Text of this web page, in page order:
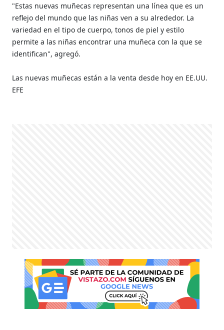
"Estas nuevas muñecas representan una línea que es un
reflejo del mundo que las niñas ven a su alrededor. La
variedad en el tipo de cuerpo, tonos de piel y estilo
permite a las niñas encontrar una muñeca con la que se
identifican", agregó.
Las nuevas muñecas están a la venta desde hoy en EE.UU.
EFE